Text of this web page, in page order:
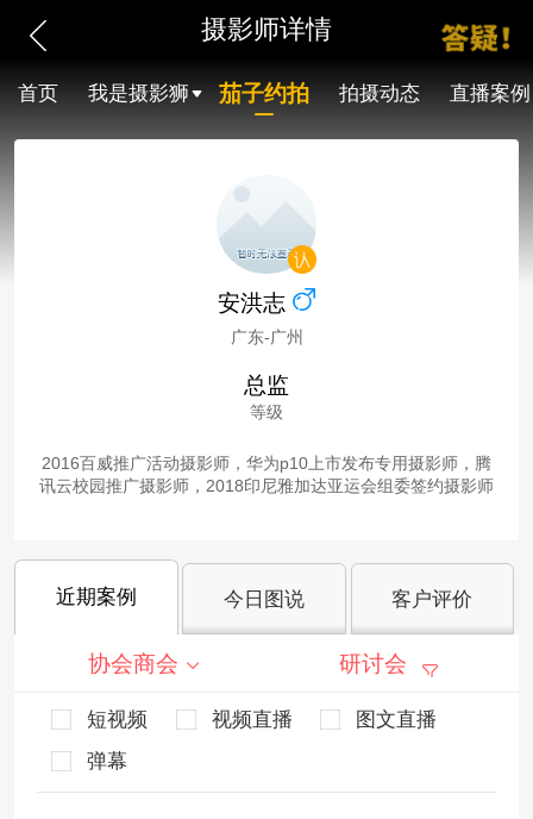
摄影师详情
首页 我是摄影狮 茄子约拍 拍摄动态 直播案例
安洪志
广东-广州
总监
等级
2016百威推广活动摄影师，华为p10上市发布专用摄影师，腾
讯云校园推广摄影师，2018印尼雅加达亚运会组委签约摄影师
近期案例 今日图说 客户评价
协会商会 研讨会
短视频 视频直播
图文直播
弹幕